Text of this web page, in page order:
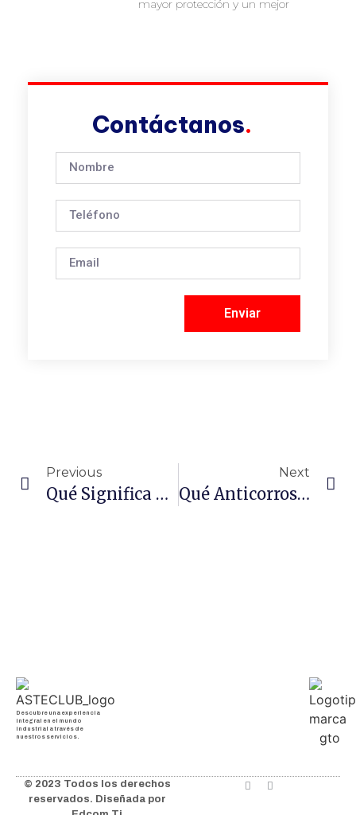
mayor protección y un mejor
Contáctanos.
Enviar
Previous
Qué Significa Lubricante Automotriz Y Por Qué Es Fundamental Para El Mantenimiento Del Motor
Next
Qué Anticorrosivos Existen En El Mercado Y Cómo Pueden Beneficiar A Tu Industria
Descubre una experiencia
integral en el mundo
industrial a través de
nuestros servicios.
© 2023 Todos los derechos
reservados. Diseñada por